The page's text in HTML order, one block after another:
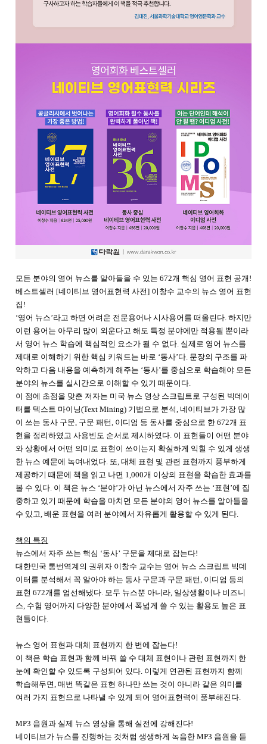
모든 분야의 영어 뉴스를 알아들을 수 있는 672개 핵심 영어 표현 공개!
베스트셀러 [네이티브 영어표현력 사전] 이창수 교수의 뉴스 영어 표현
집!
‘영어 뉴스’라고 하면 어려운 전문용어나 시사용어를 떠올린다. 하지만
이런 용어는 아무리 많이 외운다고 해도 특정 분야에만 적용될 뿐이라
서 영어 뉴스 학습에 핵심적인 요소가 될 수 없다. 실제로 영어 뉴스를
제대로 이해하기 위한 핵심 키워드는 바로 ‘동사’다. 문장의 구조를 파
악하고 다음 내용을 예측하게 해주는 ‘동사’를 중심으로 학습해야 모든
분야의 뉴스를 실시간으로 이해할 수 있기 때문이다.
이 점에 초점을 맞춘 저자는 미국 뉴스 영상 스크립트로 구성된 빅데이
터를 텍스트 마이닝(Text Mining) 기법으로 분석, 네이티브가 가장 많
이 쓰는 동사 구문, 구문 패턴, 이디엄 등 동사를 중심으로 한 672개 표
현을 정리하였고 사용빈도 순서로 제시하였다. 이 표현들이 어떤 분야
와 상황에서 어떤 의미로 표현이 쓰이는지 확실하게 익힐 수 있게 생생
한 뉴스 예문에 녹여내었다. 또, 대체 표현 및 관련 표현까지 풍부하게
제공하기 때문에 책을 읽고 나면 1,000개 이상의 표현을 학습한 효과를
볼 수 있다. 이 책은 뉴스 ‘분야’가 아닌 뉴스에서 자주 쓰는 ‘표현’에 집
중하고 있기 때문에 학습을 마치면 모든 분야의 영어 뉴스를 알아들을
수 있고, 배운 표현을 여러 분야에서 자유롭게 활용할 수 있게 된다.
책의 특징
뉴스에서 자주 쓰는 핵심 ‘동사’ 구문을 제대로 잡는다!
대한민국 통번역계의 권위자 이창수 교수는 영어 뉴스 스크립트 빅데
이터를 분석해서 꼭 알아야 하는 동사 구문과 구문 패턴, 이디엄 등의
표현 672개를 엄선해냈다. 모두 뉴스뿐 아니라, 일상생활이나 비즈니
스, 수험 영어까지 다양한 분야에서 폭넓게 쓸 수 있는 활용도 높은 표
현들이다.
뉴스 영어 표현과 대체 표현까지 한 번에 잡는다!
이 책은 학습 표현과 함께 바꿔 쓸 수 대체 표현이나 관련 표현까지 한
눈에 확인할 수 있도록 구성되어 있다. 이렇게 연관된 표현까지 함께
학습해두면, 매번 똑같은 표현 하나만 쓰는 것이 아니라 같은 의미를
여러 가지 표현으로 나타낼 수 있게 되어 영어표현력이 풍부해진다.
MP3 음원과 실제 뉴스 영상을 통해 실전에 강해진다!
네이티브가 뉴스를 진행하는 것처럼 생생하게 녹음한 MP3 음원을 듣